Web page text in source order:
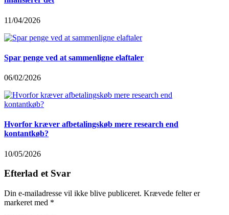
11/04/2026
Spar penge ved at sammenligne elaftaler
06/02/2026
Hvorfor kræver afbetalingskøb mere research end
kontantkøb?
10/05/2026
Efterlad et Svar
Din e-mailadresse vil ikke blive publiceret. Krævede felter er
markeret med *